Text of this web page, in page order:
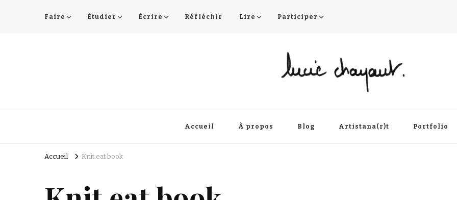
Faire Étudier Écrire Réfléchir Lire Participer
Accueil À propos Blog Artistana(r)t Portfolio
Accueil Knit eat book